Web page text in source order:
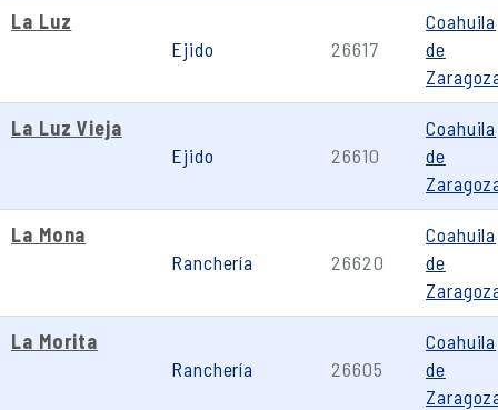
La Luz
Ejido
26617
Coahuila
de
La Luz Vieja
Ejido
26610
Coahuila
de
La Mona
Ranchería
26620
Coahuila
de
La Morita
Ranchería
26605
Coahuila
de